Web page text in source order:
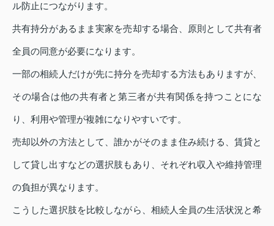
ル防止につながります。
共有持分があるまま実家を売却する場合、原則として共有者
全員の同意が必要になります。
一部の相続人だけが先に持分を売却する方法もありますが、
その場合は他の共有者と第三者が共有関係を持つことにな
り、利用や管理が複雑になりやすいです。
売却以外の方法として、誰かがそのまま住み続ける、賃貸と
して貸し出すなどの選択肢もあり、それぞれ収入や維持管理
の負担が異なります。
こうした選択肢を比較しながら、相続人全員の生活状況と希